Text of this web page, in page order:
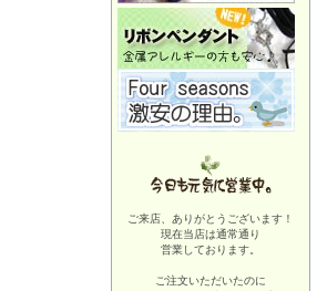
ご来店、ありがとうございます！
現在当店は通常通り
営業しております。
ご注文いただいたのに